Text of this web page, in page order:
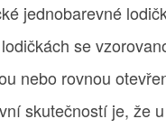
jednobarevné
se
nebo rovnou
skutečností je, že u